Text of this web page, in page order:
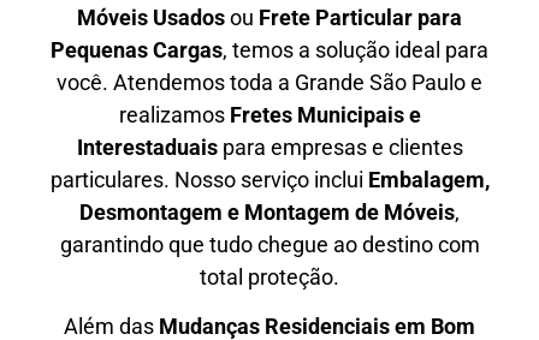
Móveis Usadosou Frete Particular para
Pequenas Cargas, temos a solução ideal para
você. Atendemostoda a Grande São Pauloe
realizamos Fretes Municipais e
Interestaduaispara empresas e clientes
particulares. Nosso serviço inclui Embalagem,
Desmontagem e Montagem de Móveis,
garantindo que tudo chegue ao destino com
total proteção.
Além das Mudanças Residenciais em Bom